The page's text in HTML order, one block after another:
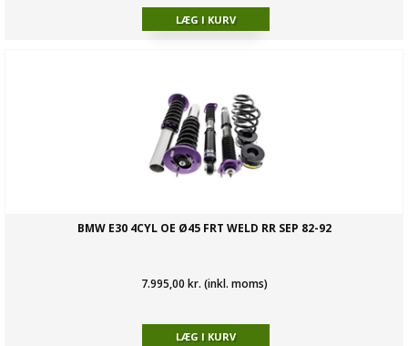
BMW E30 4CYL OE Ø45 FRT WELD RR SEP 82-92
7.995,00 kr. (inkl. moms)